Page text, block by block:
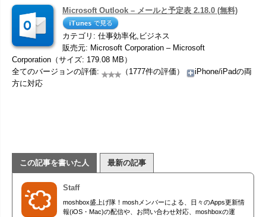
Microsoft Outlook – メールと予定表 2.18.0 (無料)
カテゴリ: 仕事効率化,ビジネス
販売元: Microsoft Corporation – Microsoft
Corporation（サイズ: 179.08 MB）
全てのバージョンの評価:
（1777件の評価）
iPhone/iPadの両
方に対応
この記事を書いた人 最新の記事
Staff
moshbox盛上げ隊！moshメンバーによる、日々のApps更新情
報(iOS・Mac)の配信や、お問い合わせ対応、moshboxの運